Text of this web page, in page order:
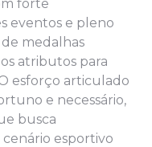
forte
eventos e pleno
medalhas
atributos para
esforço articulado
e necessário,
busca
esportivo